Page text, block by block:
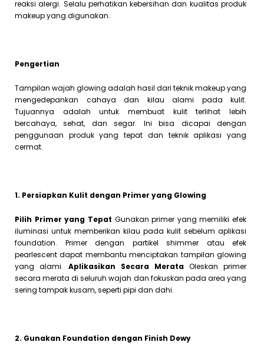
reaksi alergi. Selalu perhatikan kebersihan dan kualitas produk
makeup yang digunakan.
Pengertian
Tampilan wajah glowing adalah hasil dari teknik makeup yang
mengedepankan cahaya dan kilau alami pada kulit.
Tujuannya adalah untuk membuat kulit terlihat lebih
bercahaya, sehat, dan segar. Ini bisa dicapai dengan
penggunaan produk yang tepat dan teknik aplikasi yang
cermat.
1. Persiapkan Kulit dengan Primer yang Glowing
Pilih Primer yang Tepat Gunakan primer yang memiliki efek
iluminasi untuk memberikan kilau pada kulit sebelum aplikasi
foundation. Primer dengan partikel shimmer atau efek
pearlescent dapat membantu menciptakan tampilan glowing
yang alami. Aplikasikan Secara Merata Oleskan primer
secara merata di seluruh wajah dan fokuskan pada area yang
sering tampak kusam, seperti pipi dan dahi.
2. Gunakan Foundation dengan Finish Dewy